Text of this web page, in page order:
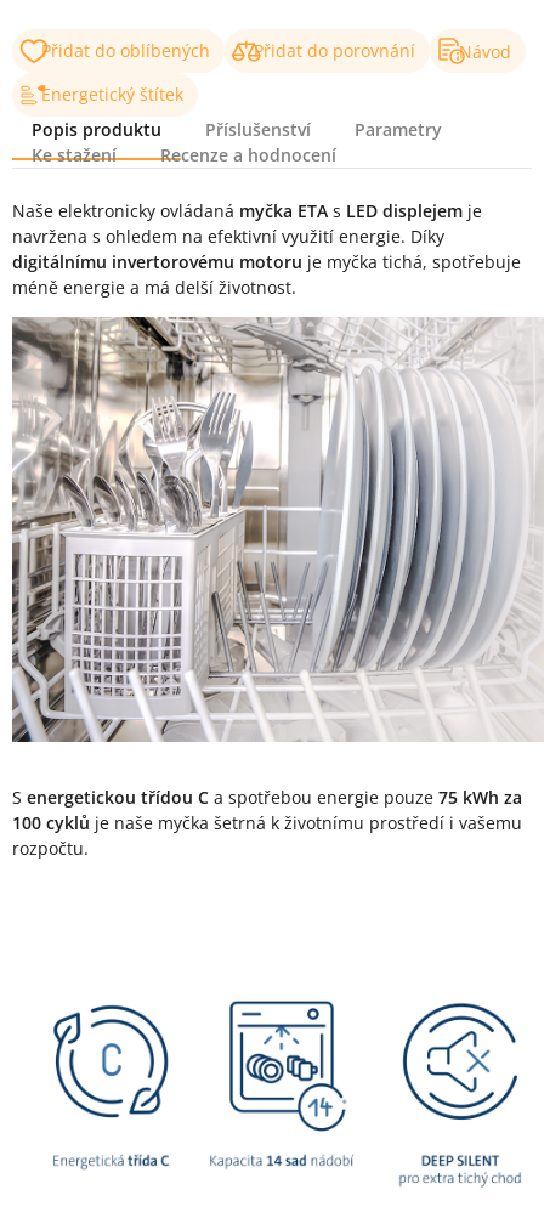
Přidat do oblíbených Přidat do porovnání
Návod
Energetický štítek
Popis produktu
Příslušenství
Parametry
Ke stažení
Recenze a hodnocení
Popis produktu
Naše elektronicky ovládaná myčka ETA s LED displejem je
navržena s ohledem na efektivní využití energie. Díky
digitálnímu invertorovému motoru je myčka tichá, spotřebuje
méně energie a má delší životnost.
S energetickou třídou C a spotřebou energie pouze 75 kWh za
100 cyklů je naše myčka šetrná k životnímu prostředí i vašemu
rozpočtu.